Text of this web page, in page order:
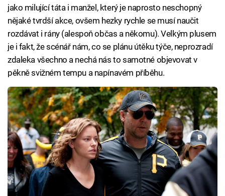
jako milující táta i manžel, který je naprosto neschopný
nějaké tvrdší akce, ovšem hezky rychle se musí naučit
rozdávat i rány (alespoň občas a někomu). Velkým plusem
je i fakt, že scénář nám, co se plánu útěku týče, neprozradí
zdaleka všechno a nechá nás to samotné objevovat v
pěkně svižném tempu a napínavém příběhu.